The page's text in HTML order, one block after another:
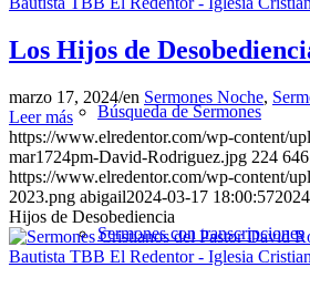
Búsqueda de Sermones
Sermones con transcripciones
Los Hijos de
marzo 17, 2024/en Sermones Noche,
Leer más
https://www.elredentor.com/wp-content/
mar1724pm-David-Rodriguez.jpg 224 646
https://www.elredentor.com/wp-content/
2023.png abigail2024-03-17 18:00:57
Hijos de Desobediencia